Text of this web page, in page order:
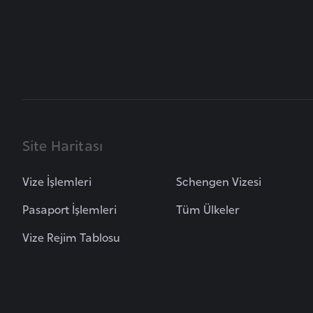
Site Haritası
Vize İşlemleri
Pasaport İşlemleri
Vize Rejim Tablosu
Schengen Vizesi
Tüm Ülkeler
i
t
n